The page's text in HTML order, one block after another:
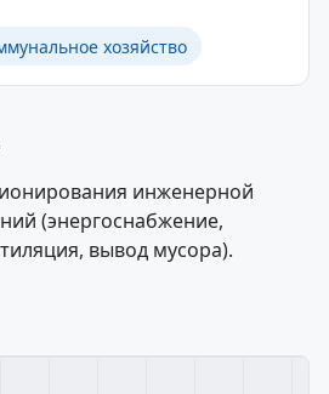
хозяйство
инженерной
(энергоснабжение,
вывод мусора).